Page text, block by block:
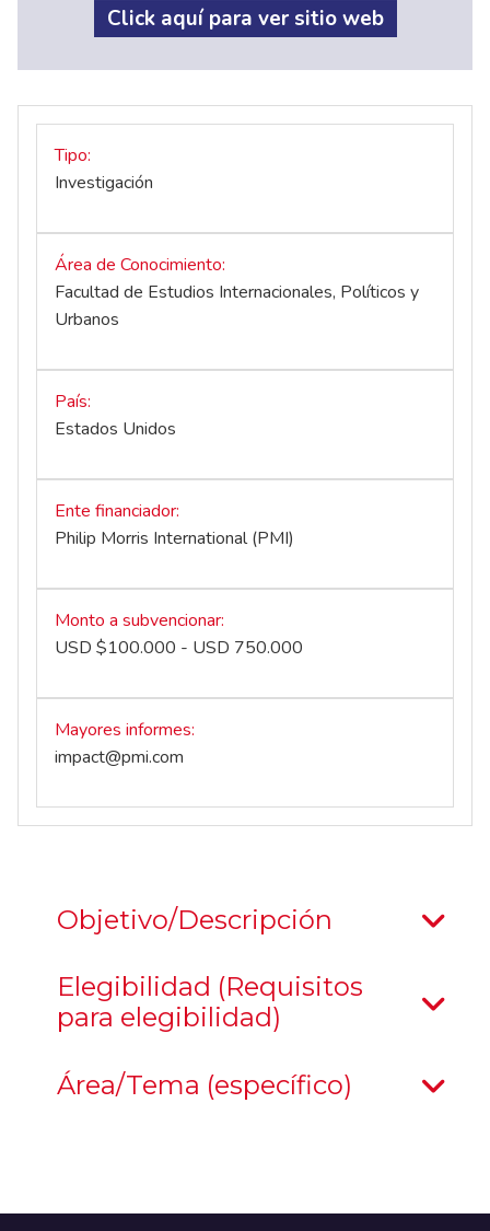
Click aquí para ver sitio web
Tipo
Investigación
Área de Conocimiento
Facultad de Estudios Internacionales, Políticos y
Urbanos
País
Estados Unidos
Ente financiador
Philip Morris International (PMI)
Monto a subvencionar
USD $100.000 - USD 750.000
Mayores informes
impact@pmi.com
Objetivo/Descripción
Elegibilidad (Requisitos
para elegibilidad)
Área/Tema (específico)